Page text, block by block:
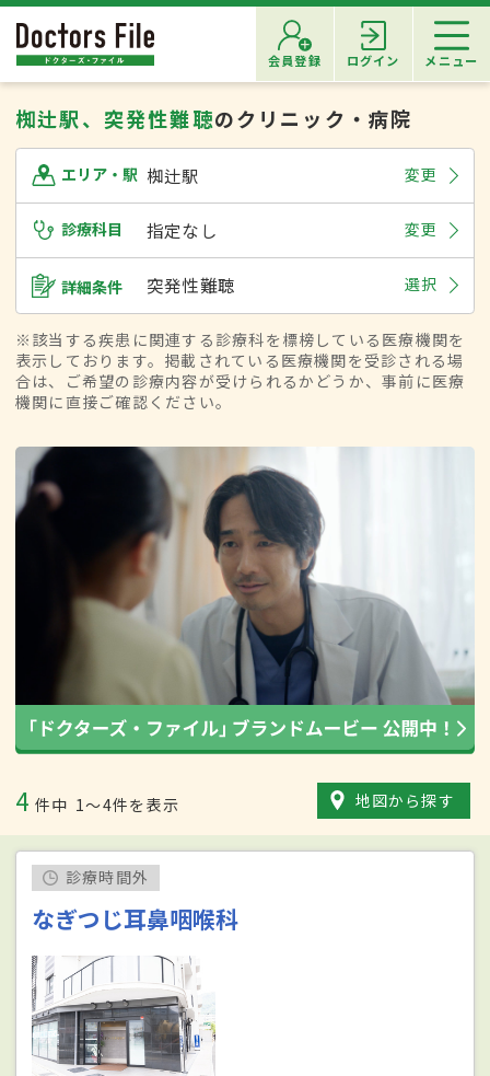
会員登録 ログイン メニュー
椥辻駅、突発性難聴のクリニック・病院
エリア・駅 椥辻駅 変更
診療科目 指定なし 変更
詳細条件 突発性難聴 選択
※該当する疾患に関連する診療科を標榜している医療機関を
表示しております。掲載されている医療機関を受診される場
合は、ご希望の診療内容が受けられるかどうか、事前に医療
機関に直接ご確認ください。
4 件中 1〜4件を表示 地図から探す
診療時間外
なぎつじ耳鼻咽喉科